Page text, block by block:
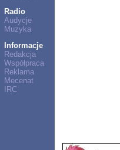
Radio
Audycje
Muzyka
Informacje
Redakcja
Współpraca
Reklama
Mecenat
IRC